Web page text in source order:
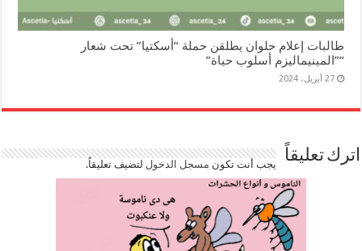
طالبات إعلام حلوان يطلقن حملة “أسكتيا” تحت شعار
“”المينيماليزم أسلوب حياة”
27 أبريل، 2024
اترك تعليقاً يجب أنت تكون مسجل الدخوللتضيف تعليقاً.